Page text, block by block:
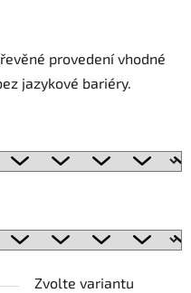
provedení vhodné
jazykové bariéry.
Zvolte variantu